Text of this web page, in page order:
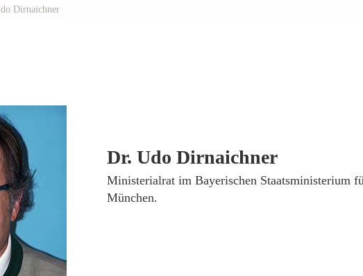
Dirnaichner
Dr. Udo Dirnaichner
­Ministerialrat im Bayerischen Staatsministerium
München.